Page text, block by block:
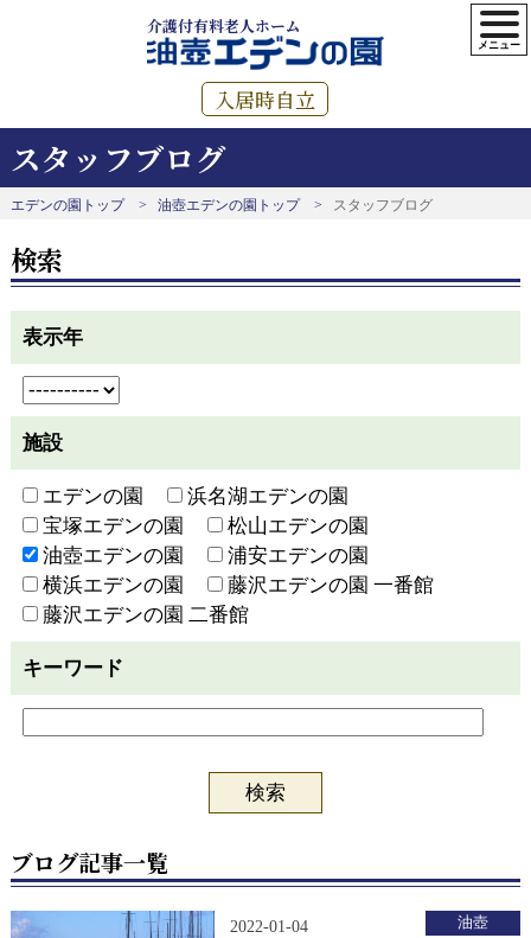
介護付有料老人ホーム
入居時自立
スタッフブログ
エデンの園トップ 油壺エデンの園トップ スタッフブログ
検索
表示年
施設
エデンの園
浜名湖エデンの園
宝塚エデンの園
松山エデンの園
油壺エデンの園
浦安エデンの園
横浜エデンの園
藤沢エデンの園 一番館
藤沢エデンの園 二番館
キーワード
ブログ記事一覧
2022-01-04 油壺